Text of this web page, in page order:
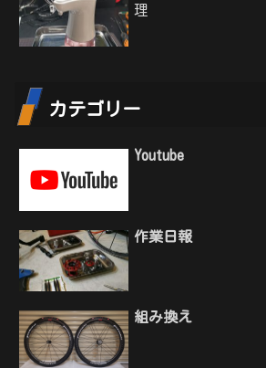
理
カテゴリー
Youtube
作業日報
組み換え